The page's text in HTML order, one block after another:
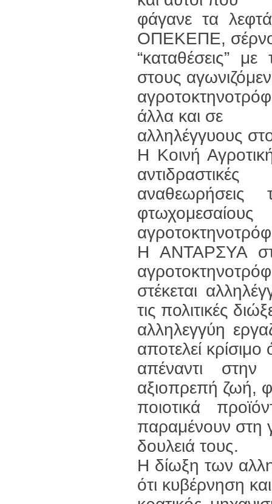
φάγανε τα
ΟΠΕΚΕΠΕ,
“καταθέσεις”
στους
άλλα και σε
αλληλέγγυους
Η Κοινή
αντιδραστικές
φτωχομεσαίους
Η ΑΝΤΑΡΣΥΑ
στέκεται
τις πολιτικές
αλληλεγγύη
αποτελεί
απέναντι
αξιοπρεπή ζωή,
ποιοτικά
παραμένουν στη
δουλειά τους.
Η δίωξη των
ότι κυβέρνηση και